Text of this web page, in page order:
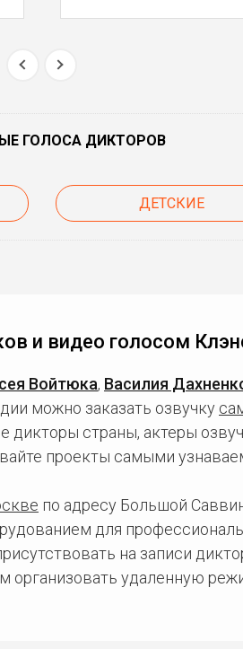
ГОЛОСА ДИКТОРОВ
ДЕТСКИЕ
и видео голосом
Войтюка, Василия
можно заказать озвучку
дикторы страны, актеры
проекты самыми
по адресу Большой
для
на записи
удаленную